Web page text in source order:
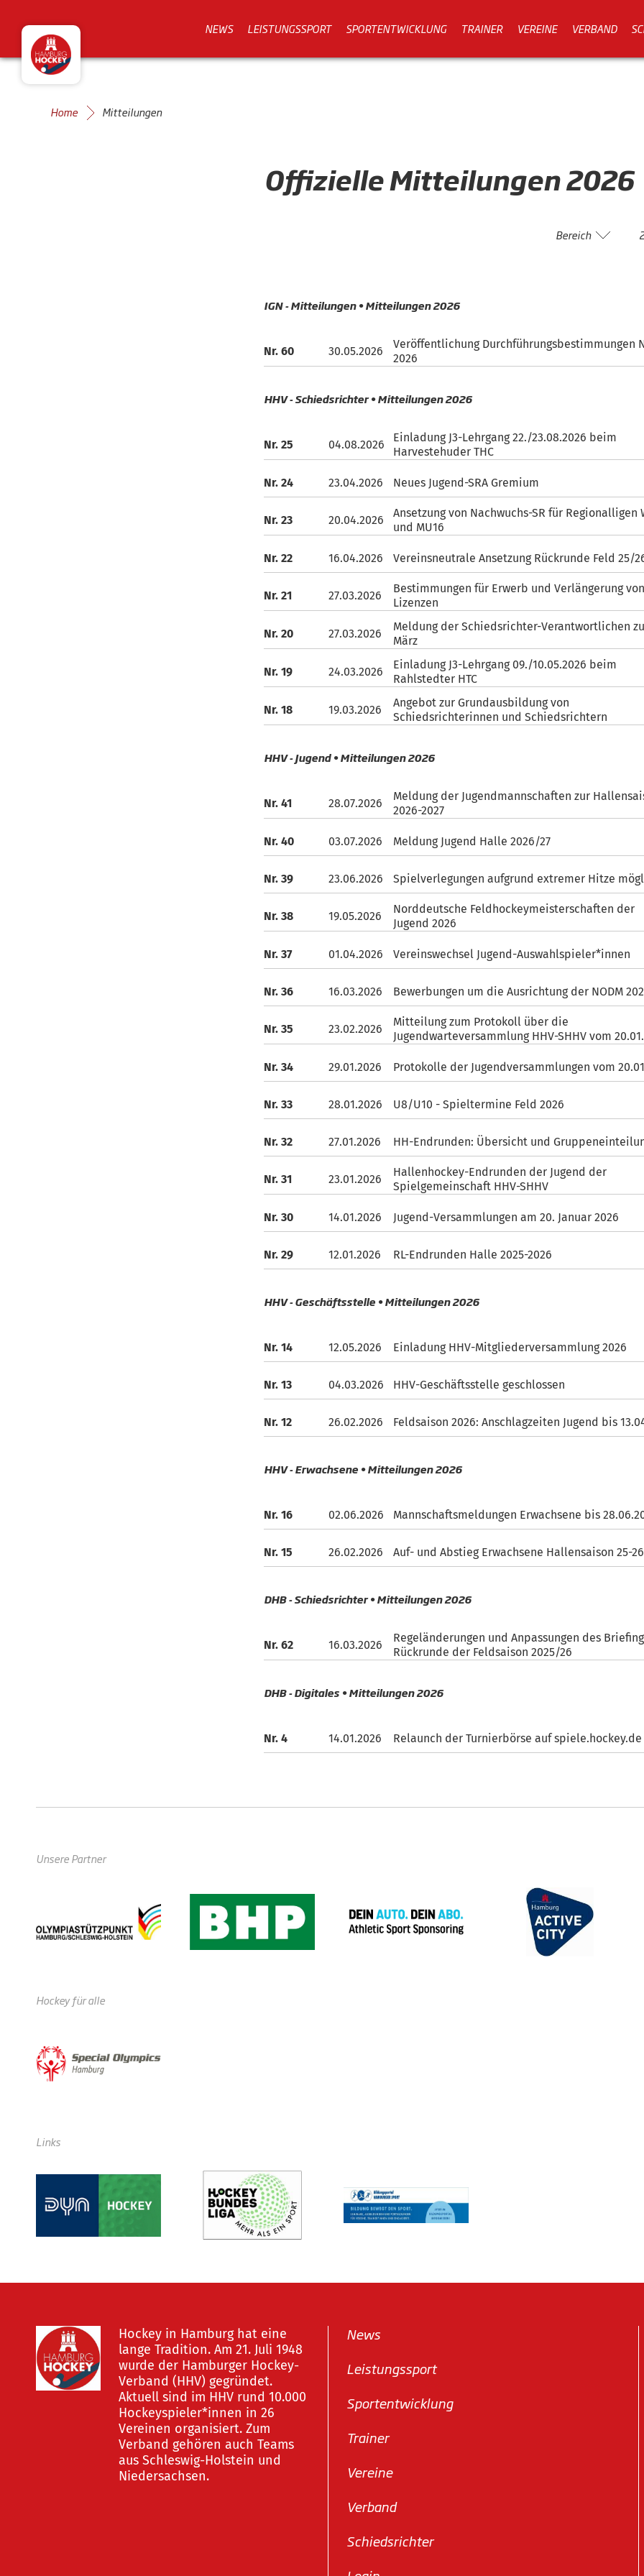
NEWS LEISTUNGSSPORT SPORTENTWICKLUNG TRAINER VEREINE VERBAND
Home Mitteilungen
OffizielleMitteilungen2026
Bereich
IGN - Mitteilungen • Mitteilungen 2026
Nr. 60 30.05.2026
Veröffentlichung Durchführungsbestimmungen
2026
HHV - Schiedsrichter • Mitteilungen 2026
Nr. 25 04.08.2026
Einladung J3-Lehrgang 22./23.08.2026 beim
Harvestehuder THC
Nr. 24 23.04.2026 Neues Jugend-SRA Gremium
Nr. 23 20.04.2026
Ansetzung von Nachwuchs-SR für Regionalligen
und MU16
Nr. 22 16.04.2026 Vereinsneutrale Ansetzung Rückrunde Feld 25/
Nr. 21 27.03.2026
Bestimmungen für Erwerb und Verlängerung
Lizenzen
Nr. 20 27.03.2026
Meldung der Schiedsrichter-Verantwortlichen
März
Nr. 19 24.03.2026
Einladung J3-Lehrgang 09./10.05.2026 beim
Rahlstedter HTC
Nr. 18 19.03.2026
Angebot zur Grundausbildung von
Schiedsrichterinnen und Schiedsrichtern
HHV - Jugend • Mitteilungen 2026
Nr. 41 28.07.2026
Meldung der Jugendmannschaften zur
2026-2027
Nr. 40 03.07.2026 Meldung Jugend Halle 2026/27
Nr. 39 23.06.2026 Spielverlegungen aufgrund extremer Hitze
Nr. 38 19.05.2026
Norddeutsche Feldhockeymeisterschaften der
Jugend 2026
Nr. 37 01.04.2026 Vereinswechsel Jugend-Auswahlspieler*innen
Nr. 36 16.03.2026 Bewerbungen um die Ausrichtung der NODM
Nr. 35 23.02.2026
Mitteilung zum Protokoll über die
Jugendwarteversammlung HHV-SHHV vom
Nr. 34 29.01.2026 Protokolle der Jugendversammlungen vom
Nr. 33 28.01.2026 U8/U10 - Spieltermine Feld 2026
Nr. 32 27.01.2026 HH-Endrunden: Übersicht und
Nr. 31 23.01.2026
Hallenhockey-Endrunden der Jugend der
Spielgemeinschaft HHV-SHHV
Nr. 30 14.01.2026 Jugend-Versammlungen am 20. Januar 2026
Nr. 29 12.01.2026 RL-Endrunden Halle 2025-2026
HHV - Geschäftsstelle • Mitteilungen 2026
Nr. 14 12.05.2026 Einladung HHV-Mitgliederversammlung 2026
Nr. 13 04.03.2026 HHV-Geschäftsstelle geschlossen
Nr. 12 26.02.2026 Feldsaison 2026: Anschlagzeiten Jugend bis
HHV - Erwachsene • Mitteilungen 2026
Nr. 16 02.06.2026 Mannschaftsmeldungen Erwachsene bis
Nr. 15 26.02.2026 Auf- und Abstieg Erwachsene Hallensaison 25-26
DHB - Schiedsrichter • Mitteilungen 2026
Nr. 62 16.03.2026
Regeländerungen und Anpassungen des
Rückrunde der Feldsaison 2025/26
DHB - Digitales • Mitteilungen 2026
Nr. 4 14.01.2026 Relaunch der Turnierbörse auf spiele.hockey.de
Unsere Partner
Hockey für alle
Links
Hockey in Hamburg hat eine
lange Tradition. Am 21. Juli 1948
wurde der Hamburger Hockey-
Verband (HHV) gegründet.
Aktuell sind im HHV rund 10.000
Hockeyspieler*innen in 26
Vereinen organisiert. Zum
Verband gehören auch Teams
aus Schleswig-Holstein und
Niedersachsen.
News
Leistungssport
Sportentwicklung
Trainer
Vereine
Verband
Schiedsrichter